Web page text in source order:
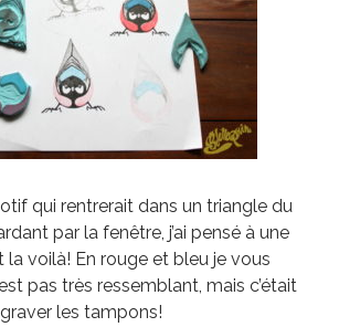
qui rentrerait dans un triangle du
par la fenêtre, j’ai pensé à une
voilà! En rouge et bleu je vous
pas très ressemblant, mais c’était
les tampons!